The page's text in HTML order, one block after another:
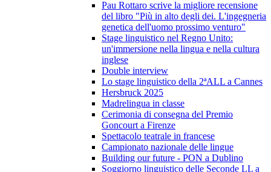
Pau Rottaro scrive la migliore recensione
del libro "Più in alto degli dei. L'ingegneria
genetica dell'uomo prossimo venturo"
Stage linguistico nel Regno Unito:
un'immersione nella lingua e nella cultura
inglese
Double interview
Lo stage linguistico della 2ªALL a Cannes
Hersbruck 2025
Madrelingua in classe
Cerimonia di consegna del Premio
Goncourt a Firenze
Spettacolo teatrale in francese
Campionato nazionale delle lingue
Building our future - PON a Dublino
Soggiorno linguistico delle Seconde LL a